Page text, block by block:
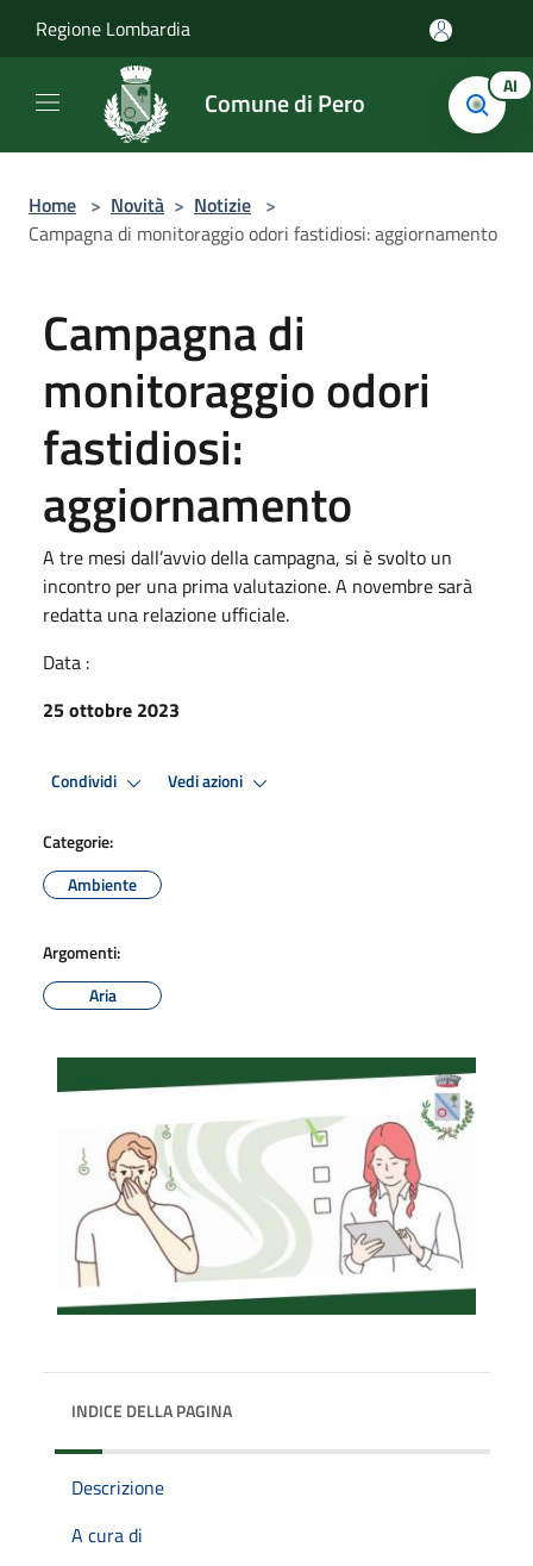
Regione Lombardia
Comune di Pero AI
Home > Novità > Notizie >
Campagna di monitoraggio odori fastidiosi: aggiornamento
Campagna di
monitoraggio odori
fastidiosi:
aggiornamento
A tre mesi dall’avvio della campagna, si è svolto un
incontro per una prima valutazione. A novembre sarà
redatta una relazione ufficiale.
Data :
25 ottobre 2023
Condividi Vedi azioni
Categorie:
Ambiente
Argomenti:
Aria
INDICE DELLA PAGINA
Descrizione
A cura di